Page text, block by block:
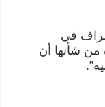
في
من شأنها أن